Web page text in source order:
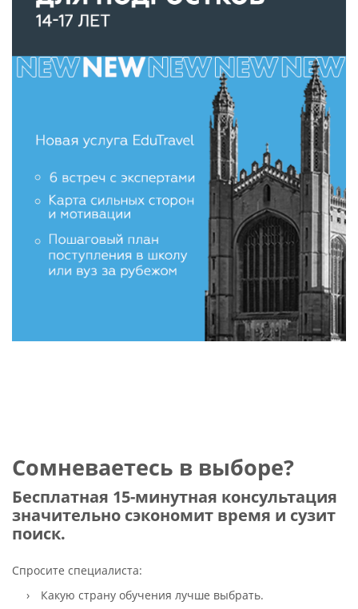
Сомневаетесь в выборе?
Бесплатная 15-минутная консультация
значительно сэкономит время и сузит
поиск.
Спросите специалиста:
Какую страну обучения лучше выбрать.